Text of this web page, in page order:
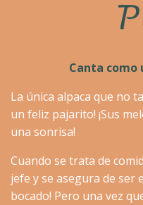
Canta
La única alpaca que no
un feliz pajarito! ¡Sus
una sonrisa!
Cuando se trata de
jefe y se asegura de
bocado! Pero una vez